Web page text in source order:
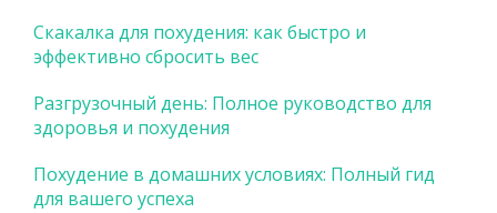
Скакалка для похудения: как быстро и
эффективно сбросить вес
Разгрузочный день: Полное руководство для
здоровья и похудения
Похудение в домашних условиях: Полный гид
для вашего успеха